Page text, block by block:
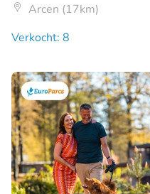
Arcen (17km)
Verkocht: 8